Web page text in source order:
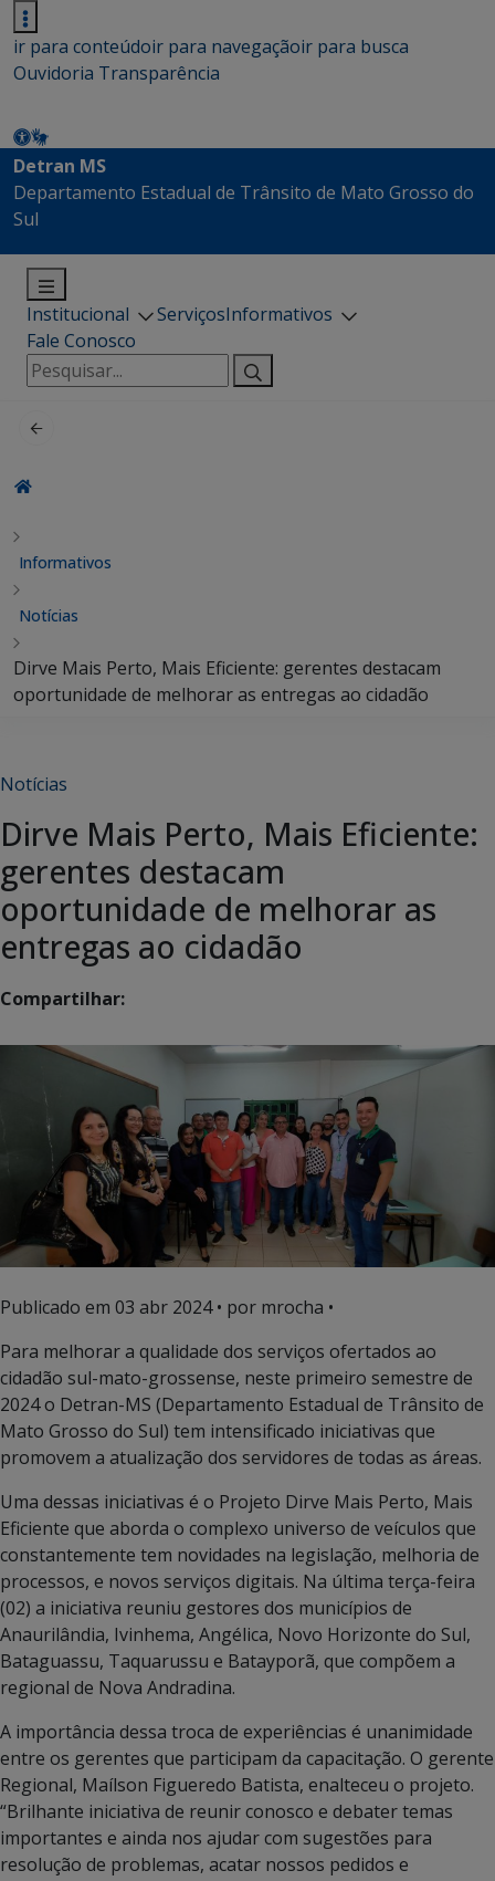
ir para conteúdoir para navegaçãoir para busca
Ouvidoria Transparência
Detran MS
Departamento Estadual de Trânsito de Mato Grosso do
Sul
Institucional ServiçosInformativos
Fale Conosco
Pesquisar
por:
Informativos
Notícias
Dirve Mais Perto, Mais Eficiente: gerentes destacam
oportunidade de melhorar as entregas ao cidadão
Notícias
Dirve Mais Perto, Mais Eficiente:
gerentes destacam
oportunidade de melhorar as
entregas ao cidadão
Compartilhar:
Publicado em 03 abr 2024• por mrocha •
Para melhorar a qualidade dos serviços ofertados ao
cidadão sul-mato-grossense, neste primeiro semestre de
2024 o Detran-MS (Departamento Estadual de Trânsito de
Mato Grosso do Sul) tem intensificado iniciativas que
promovem a atualização dos servidores de todas as áreas.
Uma dessas iniciativas é o Projeto Dirve Mais Perto, Mais
Eficiente que aborda o complexo universo de veículos que
constantemente tem novidades na legislação, melhoria de
processos, e novos serviços digitais. Na última terça-feira
(02) a iniciativa reuniu gestores dos municípios de
Anaurilândia, Ivinhema, Angélica, Novo Horizonte do Sul,
Bataguassu, Taquarussu e Batayporã, que compõem a
regional de Nova Andradina.
A importância dessa troca de experiências é unanimidade
entre os gerentes que participam da capacitação. O gerente
Regional, Maílson Figueredo Batista, enalteceu o projeto.
“Brilhante iniciativa de reunir conosco e debater temas
importantes e ainda nos ajudar com sugestões para
resolução de problemas, acatar nossos pedidos e